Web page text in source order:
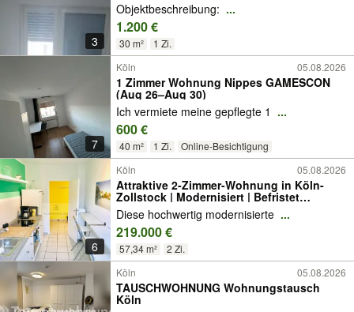
3
Objektbeschreibung: ...
1.200 €
30 m² 1 Zi.
7
Köln 05.08.2026
1 Zimmer Wohnung Nippes GAMESCON
(Aug 26–Aug 30)
Ich vermiete meine gepflegte 1 ...
600 €
40 m² 1 Zi. Online-Besichtigung
6
Köln 05.08.2026
Attraktive 2-Zimmer-Wohnung in Köln-
Zollstock | Modernisiert | Befristet
vermietet mit 1.750 € Miete | Ideal für
Kapitalanleger & Eigennutzer
Diese hochwertig modernisierte ...
219.000 €
57,34 m² 2 Zi.
Köln 05.08.2026
TAUSCHWOHNUNG Wohnungstausch
Köln